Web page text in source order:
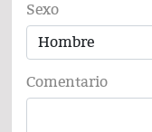
Sexo
Comentario